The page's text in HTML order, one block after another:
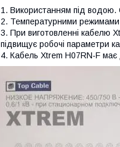
Використанням під водою.
Температурними режимами
При виготовленні кабелю
підвищує робочі параметри
Кабель Xtrem H07RN-F має